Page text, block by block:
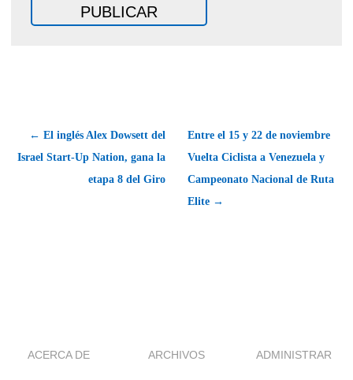
← El inglés Alex Dowsett del
Israel Start-Up Nation, gana la
etapa 8 del Giro
Entre el 15 y 22 de noviembre
Vuelta Ciclista a Venezuela y
Campeonato Nacional de Ruta
Elite →
ACERCA DE ARCHIVOS ADMINISTRAR